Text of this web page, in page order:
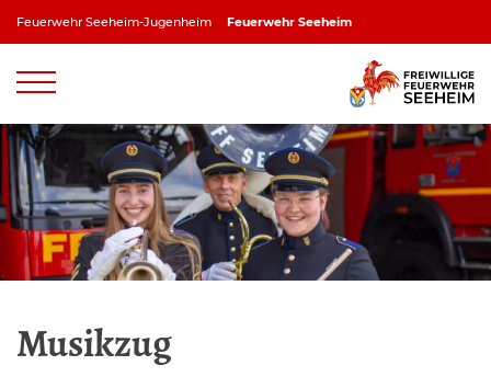
Feuerwehr Seeheim-Jugenheim Feuerwehr Seeheim
Musikzug